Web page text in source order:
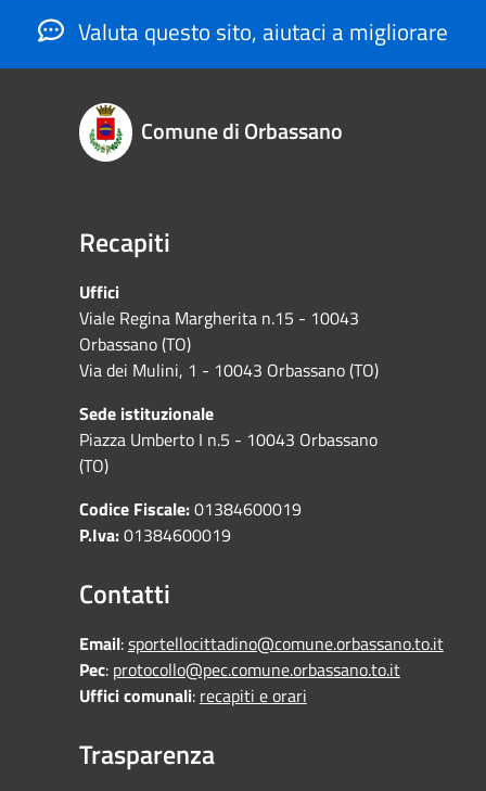
Valuta questo sito, aiutaci a migliorare
Comune di Orbassano
Recapiti
Uffici
Viale Regina Margherita n.15 - 10043
Orbassano (TO)
Via dei Mulini, 1 - 10043 Orbassano (TO)
Sede istituzionale
Piazza Umberto I n.5 - 10043 Orbassano
(TO)
Codice Fiscale:01384600019
P.Iva:01384600019
Contatti
Email:sportellocittadino@comune.orbassano.to.it
Pec: protocollo@pec.comune.orbassano.to.it
Uffici comunali: recapiti e orari
Trasparenza